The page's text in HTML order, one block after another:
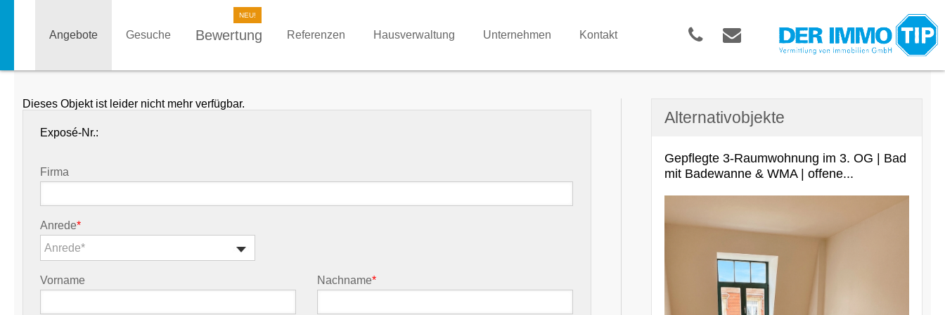
Angebote Gesuche Bewertung Referenzen Hausverwaltung Unternehmen Kontakt
Dieses Objekt ist leider nicht mehr verfügbar.
Exposé-Nr.:
Firma
Anrede*
Anrede*
Vorname Nachname*
Alternativobjekte
Gepflegte 3-Raumwohnung im 3. OG | Bad
mit Badewanne & WMA | offene...